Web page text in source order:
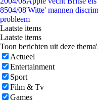
8504/08'Witte' mannen
probleem
Laatste items
Laatste items
Toon berichten uit deze
Actueel
Entertainment
Sport
Film & Tv
Games